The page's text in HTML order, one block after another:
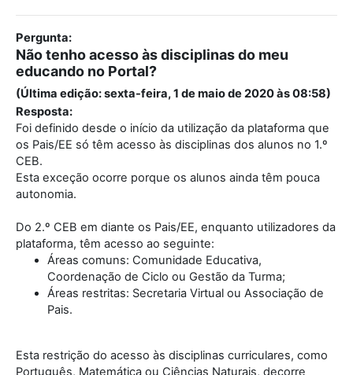
Pergunta:
Não tenho acesso às disciplinas do meu
educando no Portal?
(Última edição: sexta-feira, 1 de maio de 2020 às 08:58)
Resposta:
Foi definido desde o início da utilização da plataforma que
os Pais/EE só têm acesso às disciplinas dos alunos no 1.º
CEB.
Esta exceção ocorre porque os alunos ainda têm pouca
autonomia.
Do 2.º CEB em diante os Pais/EE, enquanto utilizadores da
plataforma, têm acesso ao seguinte:
Áreas comuns: Comunidade Educativa,
Coordenação de Ciclo ou Gestão da Turma;
Áreas restritas: Secretaria Virtual ou Associação de
Pais.
Esta restrição do acesso às disciplinas curriculares, como
Português, Matemática ou Ciências Naturais, decorre